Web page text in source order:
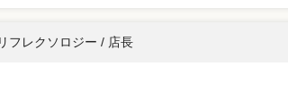
リフレクソロジー / 店長